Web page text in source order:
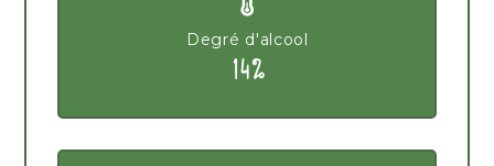
Degré d'alcool
14%